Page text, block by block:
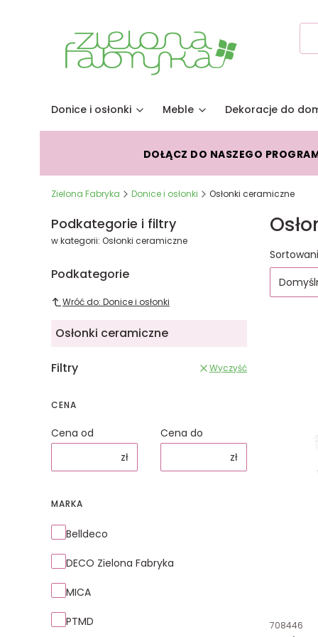
Donice i osłonki Meble Dekoracje do
DOŁĄCZ DO NASZEGO
Zielona Fabryka Donice i osłonki Osłonki ceramiczne
Podkategorie i filtry
w kategorii: Osłonki ceramiczne
Podkategorie
Wróć do: Donice i osłonki
Osłonki ceramiczne
Filtry Wyczyść
CENA
Cena od
zł
Cena do
zł
MARKA
Marka
Belldeco
DECO Zielona Fabryka
MICA
PTMD
Lista
Kod
708446